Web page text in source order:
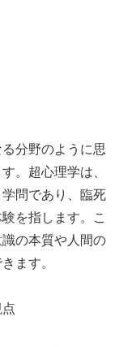
分野のように思
。超心理学は、
問であり、臨死
を指します。こ
の本質や人間の
ます。